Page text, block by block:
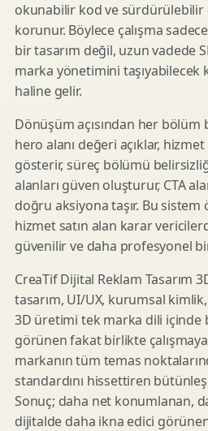
okunabilir kod ve sürdürülebilir
korunur. Böylece çalışma
bir tasarım değil, uzun vadede
marka yönetimini taşıyabilecek
haline gelir.
Dönüşüm açısından her
hero alanı değeri açıklar,
gösterir, süreç bölümü
alanları güven oluşturur, CTA
doğru aksiyona taşır. Bu
hizmet satın alan karar
güvenilir ve daha profesyonel
CreaTif Dijital Reklam Tasarım
tasarım, UI/UX, kurumsal
3D üretimi tek marka dili içinde
görünen fakat birlikte
markanın tüm temas
standardını hissettiren
Sonuç; daha net konumlanan,
dijitalde daha ikna edici